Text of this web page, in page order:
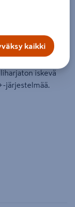
iskevä
järjestelmää.
kaikki